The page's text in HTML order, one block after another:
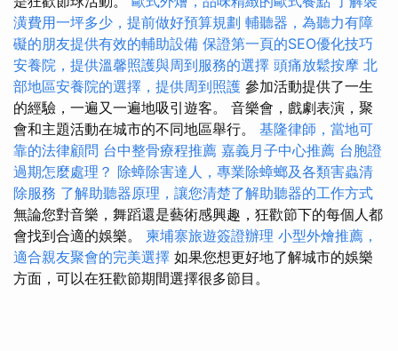
潢費用一坪多少，提前做好預算規劃 輔聽器，為聽力有障
礙的朋友提供有效的輔助設備 保證第一頁的SEO優化技巧
安養院，提供溫馨照護與周到服務的選擇 頭痛放鬆按摩 北
部地區安養院的選擇，提供周到照護 參加活動提供了一生
的經驗，一遍又一遍地吸引遊客。 音樂會，戲劇表演，聚
會和主題活動在城市的不同地區舉行。 基隆律師，當地可
靠的法律顧問 台中整骨療程推薦 嘉義月子中心推薦 台胞證
過期怎麼處理？ 除蟑除害達人，專業除蟑螂及各類害蟲清
除服務 了解助聽器原理，讓您清楚了解助聽器的工作方式
無論您對音樂，舞蹈還是藝術感興趣，狂歡節下的每個人都
會找到合適的娛樂。 柬埔寨旅遊簽證辦理 小型外燴推薦，
適合親友聚會的完美選擇 如果您想更好地了解城市的娛樂
方面，可以在狂歡節期間選擇很多節目。